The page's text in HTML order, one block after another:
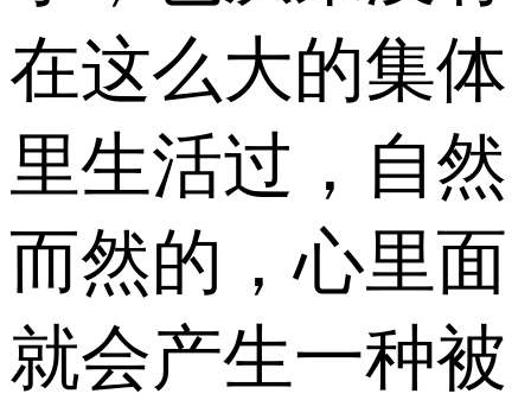
在这么大的集体
里生活过，自然
而然的，心里面
就会产生一种被